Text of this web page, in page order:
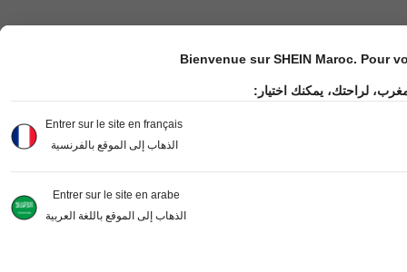
Bienvenue sur SHEIN Maroc. Pour
لراحتك، يمكنك اختيار:
Entrer sur le site en français
الذهاب إلى الموقع بالفرنسية
Entrer sur le site en arabe
الذهاب إلى الموقع باللغة العربية